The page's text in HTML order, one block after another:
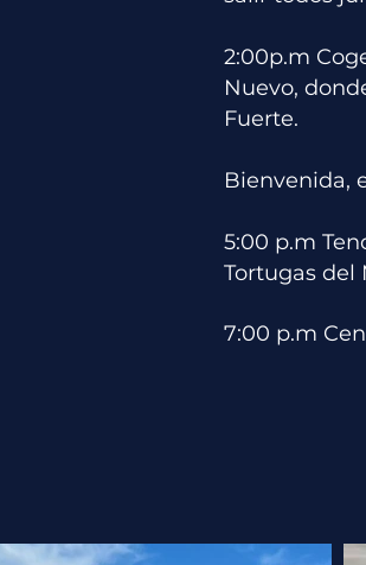
2:00p.m
Nuevo,
Fuerte.
Bienvenida,
5:00 p.m
Tortugas del
7:00 p.m